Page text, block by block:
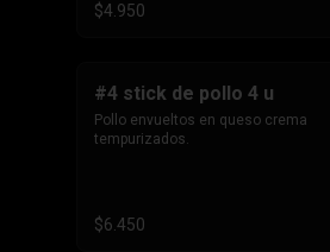
$4.950
#4 stick de pollo 4 u
Pollo envueltos en queso crema
tempurizados.
$6.450